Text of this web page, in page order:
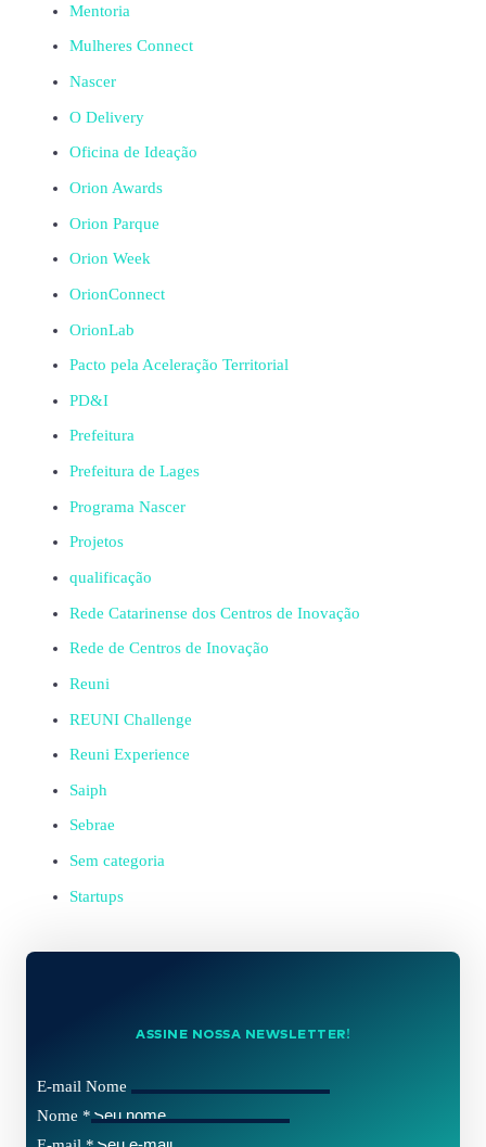
Mentoria
Mulheres Connect
Nascer
O Delivery
Oficina de Ideação
Orion Awards
Orion Parque
Orion Week
OrionConnect
OrionLab
Pacto pela Aceleração Territorial
PD&I
Prefeitura
Prefeitura de Lages
Programa Nascer
Projetos
qualificação
Rede Catarinense dos Centros de Inovação
Rede de Centros de Inovação
Reuni
REUNI Challenge
Reuni Experience
Saiph
Sebrae
Sem categoria
Startups
ASSINE NOSSA NEWSLETTER!
E-mail Nome
Nome *